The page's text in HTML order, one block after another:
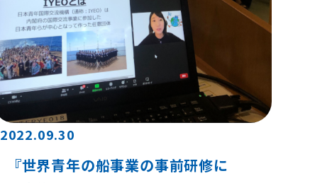
2022.09.30
『世界青年の船事業の事前研修に